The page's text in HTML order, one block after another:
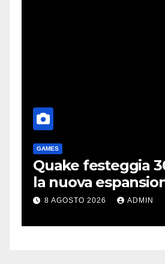
GAMES
Quake festeggia
la nuova
gratuita Dawn of
8 AGOSTO 2026 ADMIN